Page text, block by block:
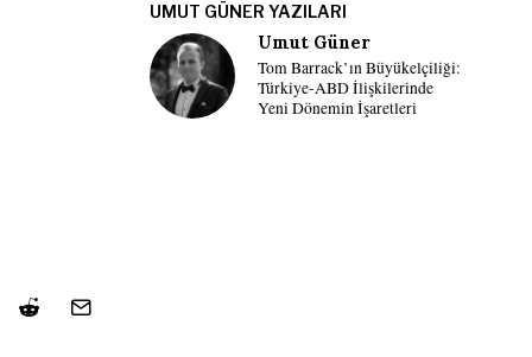
UMUT GÜNER YAZILARI
Umut Güner
Tom Barrack’ın Büyükelçiliği:
Türkiye-ABD İlişkilerinde
Yeni Dönemin İşaretleri